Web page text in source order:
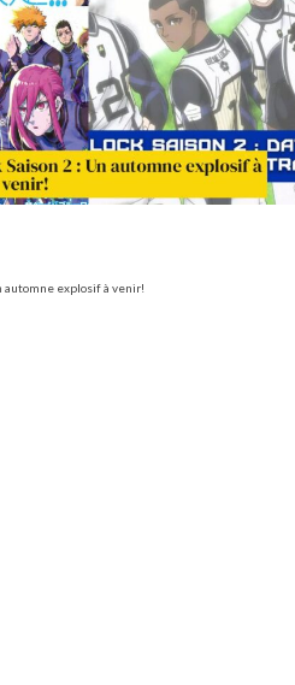
automne explosif à venir!